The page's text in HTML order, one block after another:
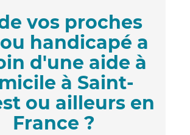
vos proches
handicapé a
d'une aide à
à Saint-
ou ailleurs en
France ?